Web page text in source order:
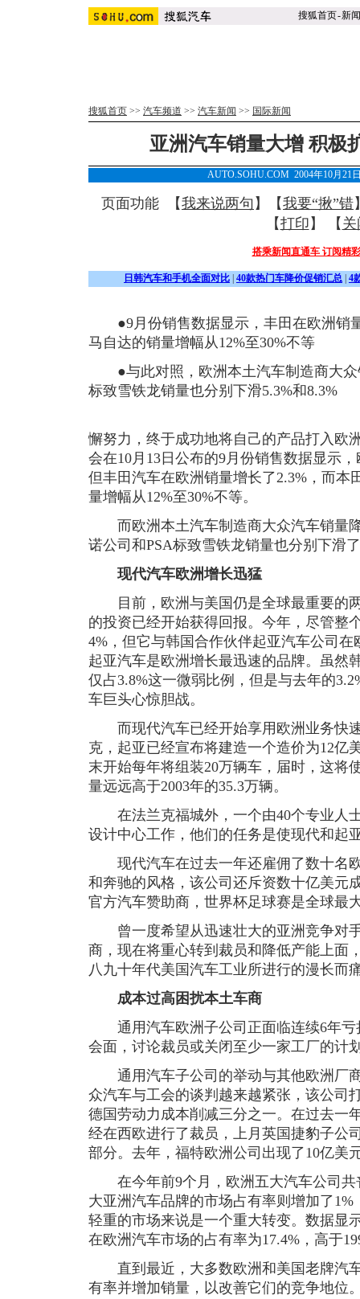
搜狐首页-新闻
搜狐首页 >> 汽车频道 >> 汽车新闻 >> 国际新闻
亚洲汽车销量大增 积极
AUTO.SOHU.COM 2004年10月
页面功能 【我来说两句 】【我要“揪”错
【打印 】 【 关
搭乘新闻直通车 订阅精
日韩汽车和手机全面对比 40款热门车降价促销汇总 4
●9月份销售数据显示，丰田在欧洲销
马自达的销量增幅从12%至30%不等
●与此对照，欧洲本土汽车制造商大众
标致雪铁龙销量也分别下滑5.3%和8.3%
懈努力，终于成功地将自己的产品打入欧
会在10月13日公布的9月份销售数据显示
但丰田汽车在欧洲销量增长了2.3%，而本
量增幅从12%至30%不等。
而欧洲本土汽车制造商大众汽车销量
诺公司和PSA标致雪铁龙销量也分别下滑
现代汽车欧洲增长迅猛
目前，欧洲与美国仍是全球最重要的
的投资已经开始获得回报。今年，尽管整
4%，但它与韩国合作伙伴起亚汽车公司
起亚汽车是欧洲增长最迅速的品牌。虽然
仅占3.8%这一微弱比例，但是与去年的
车巨头心惊胆战。
而现代汽车已经开始享用欧洲业务快
克，起亚已经宣布将建造一个造价为12亿
末开始每年将组装20万辆车，届时，这将
量远远高于2003年的35.3万辆。
在法兰克福城外，一个由40个专业人
设计中心工作，他们的任务是使现代和起
现代汽车在过去一年还雇佣了数十名
和奔驰的风格，该公司还斥资数十亿美元
官方汽车赞助商，世界杯足球赛是全球最
曾一度希望从迅速壮大的亚洲竞争对
商，现在将重心转到裁员和降低产能上面
八九十年代美国汽车工业所进行的漫长而
成本过高困扰本土车商
通用汽车欧洲子公司正面临连续6年亏
会面，讨论裁员或关闭至少一家工厂的计
通用汽车子公司的举动与其他欧洲厂
众汽车与工会的谈判越来越紧张，该公司
德国劳动力成本削减三分之一。在过去一
经在西欧进行了裁员，上月英国捷豹子公
部分。去年，福特欧洲公司出现了10亿美
在今年前9个月，欧洲五大汽车公司共
大亚洲汽车品牌的市场占有率则增加了
轻重的市场来说是一个重大转变。数据显
在欧洲汽车市场的占有率为17.4%，高于
直到最近，大多数欧洲和美国老牌汽
有率并增加销量，以改善它们的竞争地位